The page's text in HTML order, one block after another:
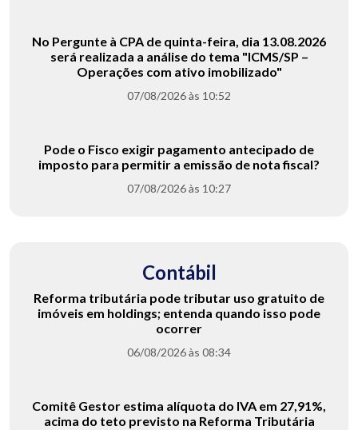
No Pergunte à CPA de quinta-feira, dia 13.08.2026
será realizada a análise do tema "ICMS/SP –
Operações com ativo imobilizado"
07/08/2026 às 10:52
Pode o Fisco exigir pagamento antecipado de
imposto para permitir a emissão de nota fiscal?
07/08/2026 às 10:27
Contábil
Reforma tributária pode tributar uso gratuito de
imóveis em holdings; entenda quando isso pode
ocorrer
06/08/2026 às 08:34
Comitê Gestor estima alíquota do IVA em 27,91%,
acima do teto previsto na Reforma Tributária